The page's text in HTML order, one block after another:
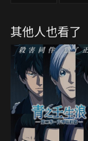
其他人也看了